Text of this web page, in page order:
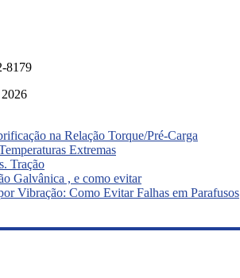
8179
na Relação Torque/Pré-Carga
Extremas
Tração
Galvânica , e como evitar
Vibração: Como Evitar Falhas em Parafusos